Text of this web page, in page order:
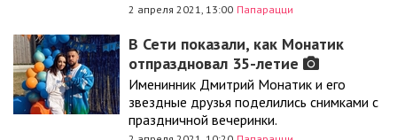
2 апреля 2021, 13:00 Папарацци
В Сети показали, как Монатик
отпраздновал 35-летие
Именинник Дмитрий Монатик и его
звездные друзья поделились снимками с
праздничной вечеринки.